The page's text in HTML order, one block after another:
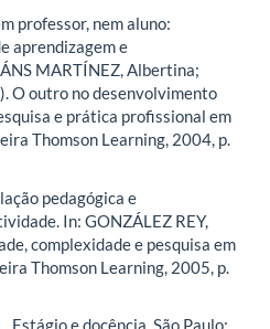
professor, nem aluno:
aprendizagem e
MARTÍNEZ, Albertina;
O outro no desenvolvimento
e prática profissional em
Thomson Learning, 2004, p.
pedagógica e
In: GONZÁLEZ REY,
complexidade e pesquisa em
Thomson Learning, 2005, p.
Estágio e docência. São Paulo: